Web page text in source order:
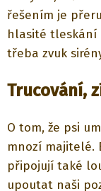
řešením je
hlasité tleskání
třeba zvuk
Trucování,
O tom, že psi
mnozí majitelé.
připojují také
upoutat naši